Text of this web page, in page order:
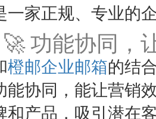
一家正规、专业的
🚀 功能协同，
橙邮企业邮箱的结
能协同，能让营销
和产品，吸引潜在